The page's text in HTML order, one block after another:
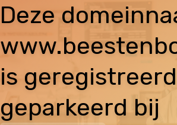
Deze
is
geparkeerd bij